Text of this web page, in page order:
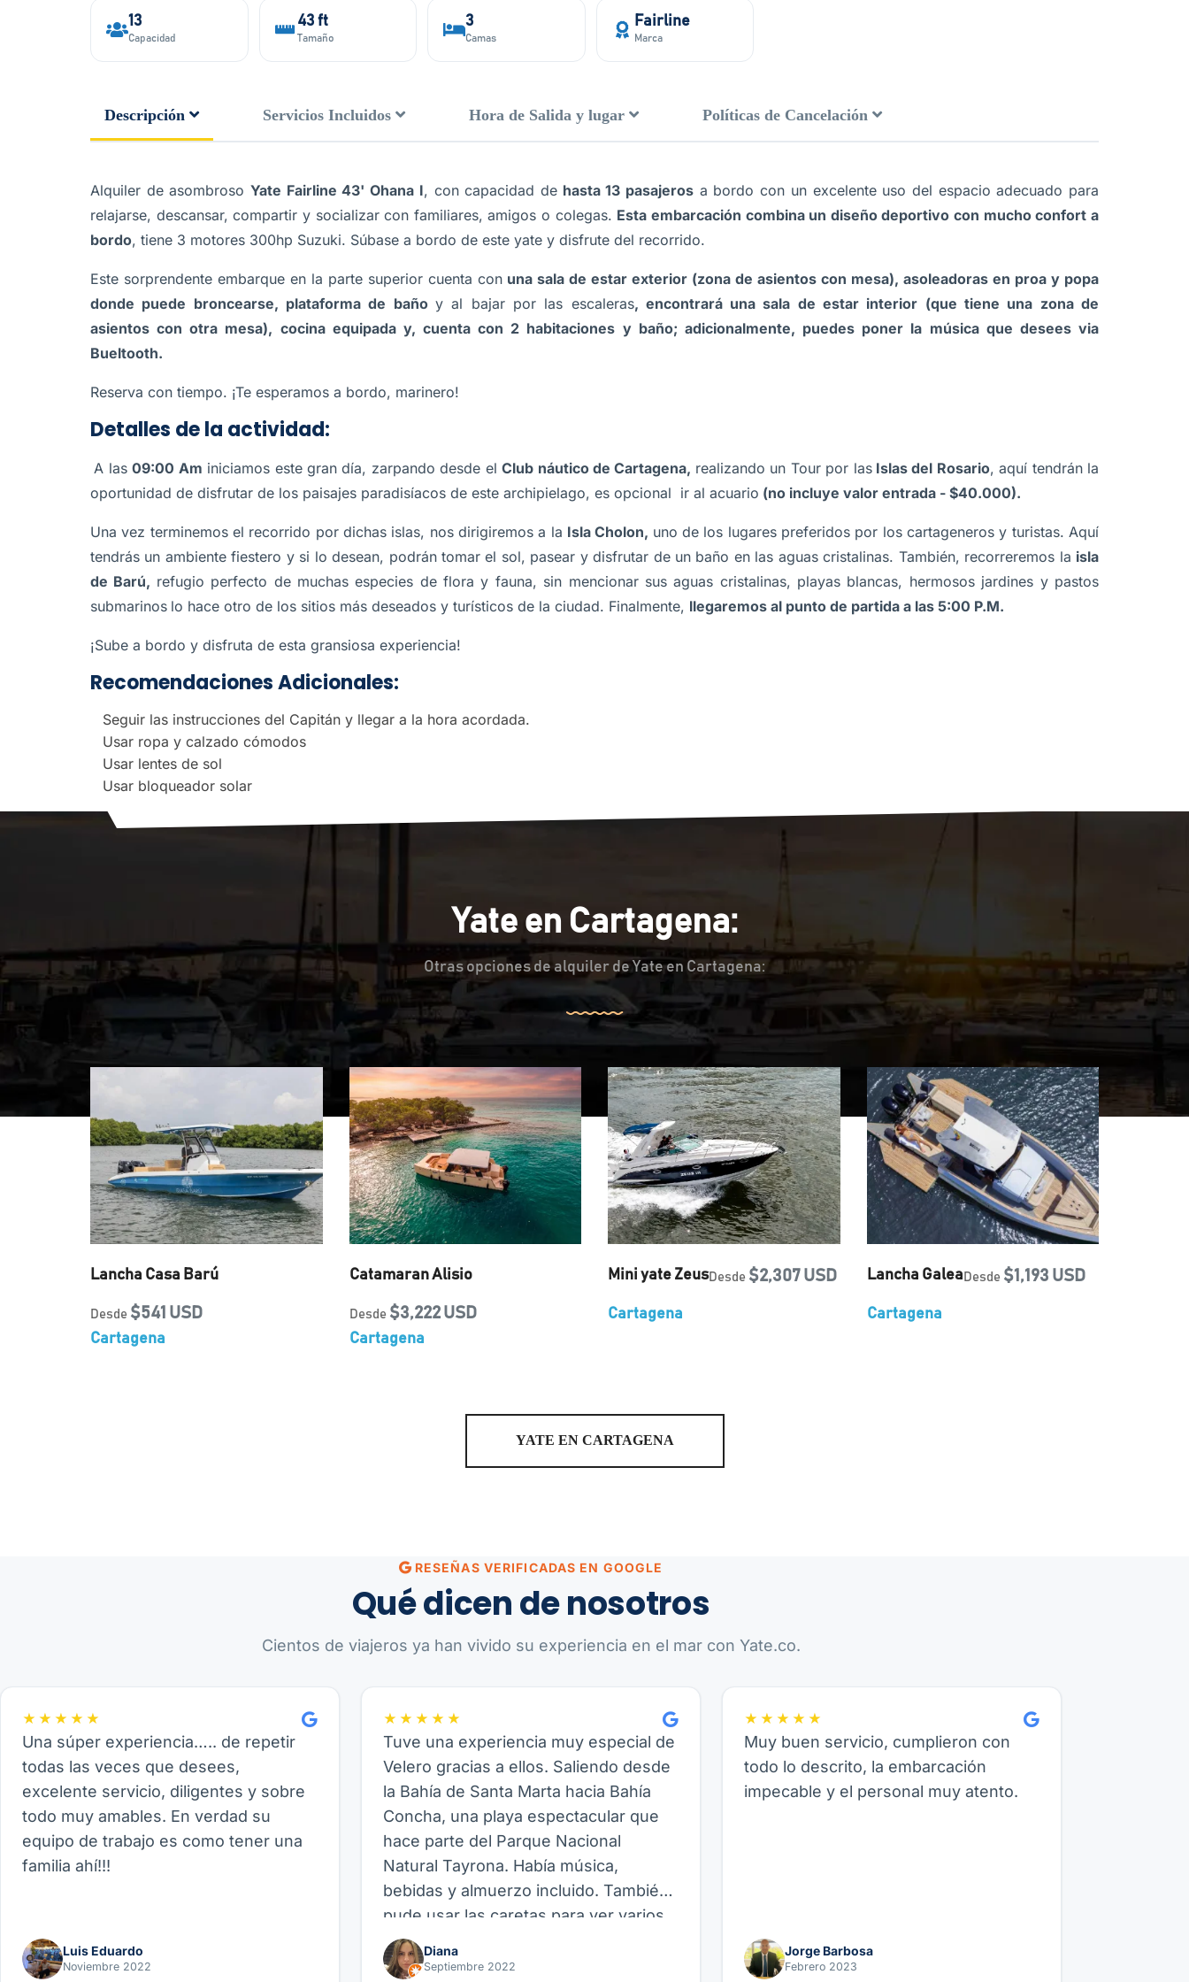
13
Capacidad
43 ft
Tamaño
3
Camas
Fairline
Marca
Descripción Servicios Incluidos Hora de Salida y lugar Políticas de Cancelación
Alquiler de asombrosoYate Fairline 43' Ohana I, con capacidad dehasta 13 pasajeros a bordo con un excelente uso del espacio adecuado para
relajarse, descansar, compartir y socializar con familiares, amigos o colegas. Esta embarcación combina un diseño deportivo con mucho confort a
bordo, tiene 3 motores 300hp Suzuki. Súbase a bordo de este yate y disfrute del recorrido.
Este sorprendente embarque en la parte superior cuenta con una sala de estar exterior (zona de asientos con mesa), asoleadoras en proa y popa
donde puede broncearse, plataforma de baño y al bajar por las escaleras, encontrará una sala de estar interior (que tiene una zona de
asientos con otra mesa), cocina equipada y, cuenta con 2 habitaciones y baño; adicionalmente, puedes poner la música que desees via
Bueltooth.
Reserva con tiempo. ¡Te esperamos a bordo, marinero!
Detalles de la actividad:
A las09:00 Am iniciamos este gran día, zarpando desde elClub náutico de Cartagena, realizando un Tour por lasIslas del Rosario, aquí tendrán la
oportunidad de disfrutar de los paisajes paradisíacos de este archipielago, es opcional ir al acuario (no incluye valor entrada - $40.000).
Una vez terminemos el recorrido por dichas islas, nos dirigiremos a la Isla Cholon, uno de los lugares preferidos por los cartageneros y turistas. Aquí
tendrás un ambiente fiestero y si lo desean, podrán tomar el sol, pasear y disfrutar de un baño en las aguas cristalinas. También, recorreremos la isla
de Barú, refugio perfecto de muchas especies de flora y fauna, sin mencionar sus aguas cristalinas, playas blancas, hermosos jardines y pastos
submarinos lo hace otro de los sitios más deseados y turísticos de la ciudad. Finalmente, llegaremos al punto de partida a las 5:00 P.M.
¡Sube a bordo y disfruta de esta gransiosa experiencia!
Recomendaciones Adicionales:
Seguir las instrucciones del Capitán y llegar a la hora acordada.
Usar ropa y calzado cómodos
Usar lentes de sol
Usar bloqueador solar
Yate en Cartagena:
Otras opciones de alquiler de Yate en Cartagena:
Lancha Casa Barú
Desde $541 USD
Cartagena
Catamaran Alisio
Desde $3,222 USD
Cartagena
Mini yate ZeusDesde $2,307 USD
Cartagena
Lancha Galea Desde $1,193 USD
Cartagena
YATE EN CARTAGENA
RESEÑAS VERIFICADAS EN GOOGLE
Qué dicen de nosotros
Cientos de viajeros ya han vivido su experiencia en el mar con Yate.co.
★★★★★
Una súper experiencia….. de repetir
todas las veces que desees,
excelente servicio, diligentes y sobre
todo muy amables. En verdad su
equipo de trabajo es como tener una
familia ahí!!!
Luis Eduardo
Noviembre 2022
★★★★★
Tuve una experiencia muy especial de
Velero gracias a ellos. Saliendo desde
la Bahía de Santa Marta hacia Bahía
Concha, una playa espectacular que
hace parte del Parque Nacional
Natural Tayrona. Había música,
bebidas y almuerzo incluido. También
pude usar las caretas para ver varios
peces allí, así como hacer paddle
board, fue genial. Recomiendo este
Diana
Septiembre 2022
★★★★★
Muy buen servicio, cumplieron con
todo lo descrito, la embarcación
impecable y el personal muy atento.
Jorge Barbosa
Febrero 2023